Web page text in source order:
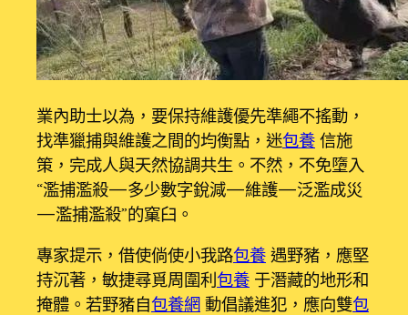
業內助士以為，要保持維護優先準繩不搖動，
找準獵捕與維護之間的均衡點，迷包養 信施
策，完成人與天然協調共生。不然，不免墮入
“濫捕濫殺—多少數字銳減—維護—泛濫成災
—濫捕濫殺”的窠臼。
專家提示，借使倘使小我路包養 遇野豬，應堅
持沉著，敏捷尋覓周圍利 包養 于潛藏的地形和
掩體。若野豬自包養網 動倡議進犯，應向雙包